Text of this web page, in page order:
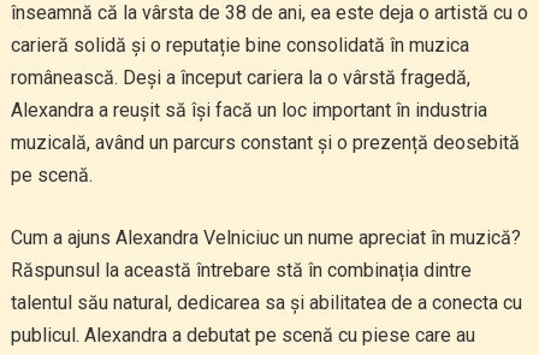
înseamnă că la vârsta de 38 de ani, ea este deja o artistă cu o
carieră solidă și o reputație bine consolidată în muzica
românească. Deși a început cariera la o vârstă fragedă,
Alexandra a reușit să își facă un loc important în industria
muzicală, având un parcurs constant și o prezență deosebită
pe scenă.
Cum a ajuns Alexandra Velniciuc un nume apreciat în muzică?
Răspunsul la această întrebare stă în combinația dintre
talentul său natural, dedicarea sa și abilitatea de a conecta cu
publicul. Alexandra a debutat pe scenă cu piese care au